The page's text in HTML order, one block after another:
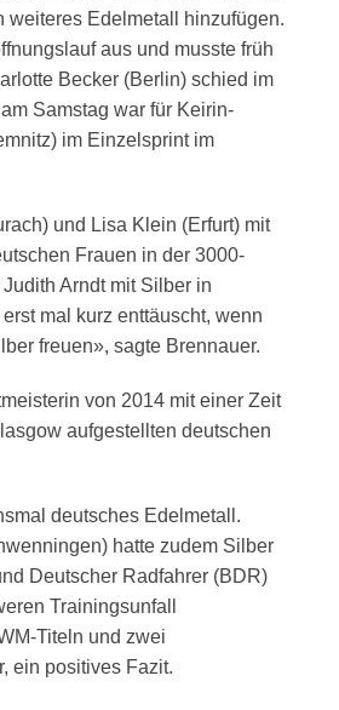
weiteres Edelmetall hinzufügen.
aus und musste früh
Becker (Berlin) schied im
Samstag war für Keirin-
im Einzelsprint im
und Lisa Klein (Erfurt) mit
Frauen in der 3000-
Arndt mit Silber in
mal kurz enttäuscht, wenn
freuen», sagte Brennauer.
von 2014 mit einer Zeit
aufgestellten deutschen
deutsches Edelmetall.
hatte zudem Silber
Deutscher Radfahrer (BDR)
Trainingsunfall
Titeln und zwei
ein positives Fazit.